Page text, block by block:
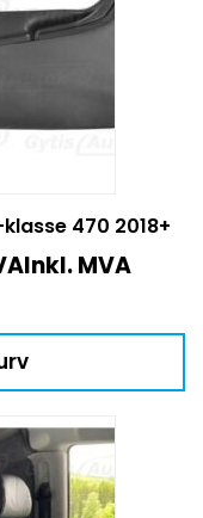
470 2018+
Inkl. MVA